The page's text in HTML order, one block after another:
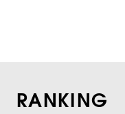
RANKING